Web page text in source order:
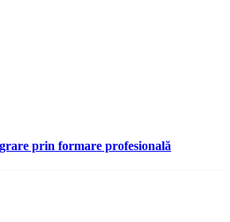
prin formare profesională